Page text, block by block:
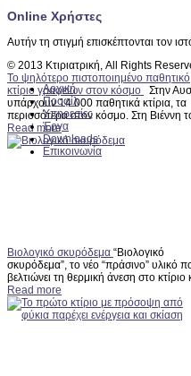
Το ψηλότερο πιστοποιημένο παθητικό
κτίριο γραφείων στον κόσμο
Στην
υπάρχουν 14.000 παθητικά κτίρια, τα
περισσότερα στον κόσμο. Στη Βιέννη
Read more
Βιολογικό σκυρόδεμα “Βιολογικό
σκυρόδεμα”, το νέο “πράσινο” υλικό
βελτιώνει τη θερμική άνεση στο κτίριο
Read more
Online Χρήστες
Αυτήν τη στιγμή επισκέπτονται τον
© 2013 Κτιριατρική, All Rights
Αρχική
Προφίλ
Υπηρεσίες
Έργα
Downloads
Επικοινωνία